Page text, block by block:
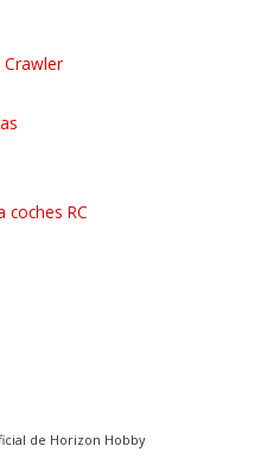
Crawler
coches RC
de Horizon Hobby